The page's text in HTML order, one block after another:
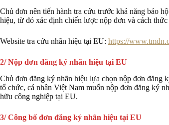
Chủ đơn nên tiến hành tra cứu trước khả năng bảo
hiệu, từ đó xác định chiến lược nộp đơn và cách
Website tra cứu nhãn hiệu tại EU: https://
2/ Nộp đơn đăng ký nhãn hiệu tại EU
Chủ đơn đăng ký nhãn hiệu lựa chọn nộp đơn đăng
tổ chức, cá nhân Việt Nam muốn nộp đơn đăng ký
hữu công nghiệp tại EU.
3/ Công bố đơn đăng ký nhãn hiệu tại EU